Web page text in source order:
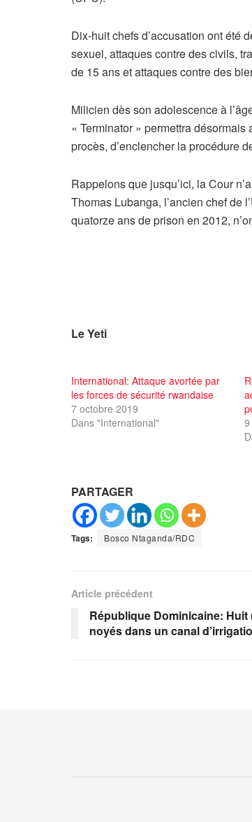
Dix-huit chefs d’accusation ont été
sexuel, attaques contre des civils,
de 15 ans et attaques contre des
Milicien dès son adolescence à
« Terminator » permettra
procès, d’enclencher la procédure
Rappelons que jusqu’ici, la Cour
Thomas Lubanga, l’ancien chef de
quatorze ans de prison en 2012,
Le Yeti
International: Attaque avortée par
les forces de sécurité rwandaise
7 octobre 2019
Dans "International"
PARTAGER
Tags: Bosco Ntaganda/RDC
Article précédent
République Dominicaine: Huit
noyés dans un canal